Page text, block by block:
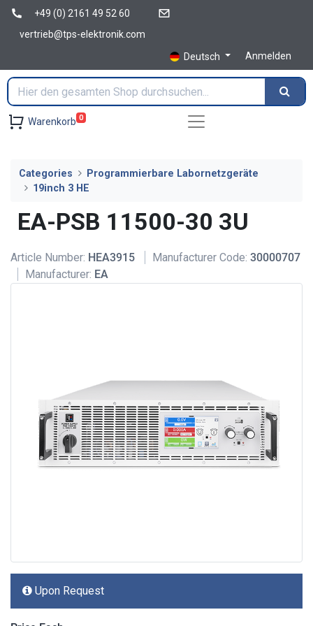
+49 (0) 2161 49 52 60
vertrieb@tps-elektronik.com
Deutsch
Anmelden
Warenkorb 0
Categories
Programmierbare Labornetzgeräte
19inch 3 HE
EA-PSB 11500-30 3U
Article Number: HEA3915 Manufacturer Code: 30000707
Manufacturer: EA
Upon Request